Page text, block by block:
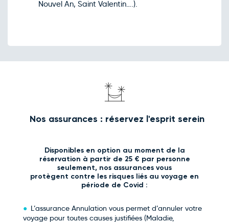
Nouvel An, Saint Valentin….).
Nos assurances : réservez l'esprit serein
Disponibles en option au moment de la
réservation à partir de 25 € par personne
seulement, nos assurances vous
protègent contre les risques liés au voyage en
période de Covid :
L’assurance Annulation vous permet d’annuler votre
voyage pour toutes causes justifiées (Maladie,